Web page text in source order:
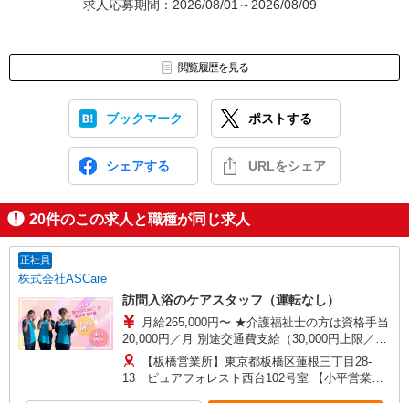
求人応募期間：2026/08/01～2026/08/09
閲覧履歴を見る
ブックマーク ポストする
シェアする URLをシェア
20件のこの求人と職種が同じ求人
正社員
株式会社ASCare
訪問入浴のケアスタッフ（運転なし）
月給265,000円〜 ★介護福祉士の方は資格手当
20,000円／月 別途交通費支給（30,000円上限／
月） 別途残業手当（月平均残業時間15時間）残業
代全額支給
【板橋営業所】東京都板橋区蓮根三丁目28-
13 ピュアフォレスト西台102号室 【小平営業